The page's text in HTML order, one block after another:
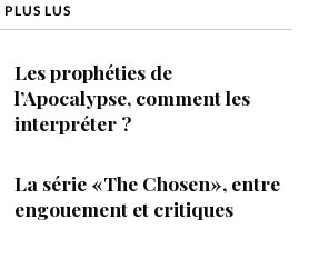
LUS
Les prophéties de
l’Apocalypse, comment les
interpréter ?
La série «The Chosen», entre
engouement et critiques